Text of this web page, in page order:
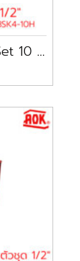
1/2″ DR In-Hex Sockets Set 10 pc A.O.K